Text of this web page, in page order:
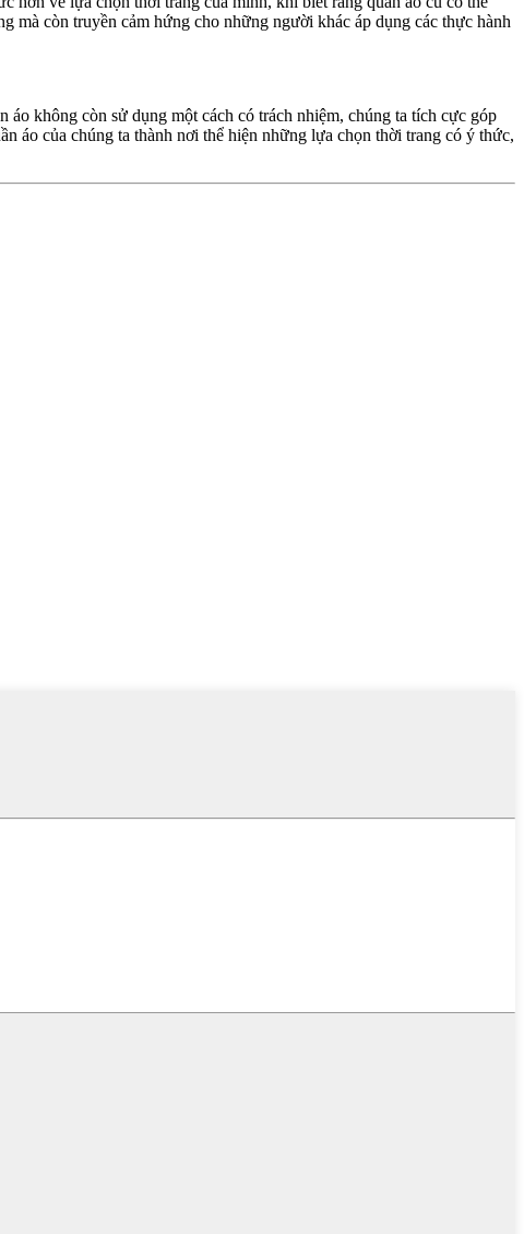
mà còn truyền cảm hứng cho những người khác áp dụng các thực hành
không còn sử dụng một cách có trách nhiệm, chúng ta tích cực góp
áo của chúng ta thành nơi thể hiện những lựa chọn thời trang có ý thức,